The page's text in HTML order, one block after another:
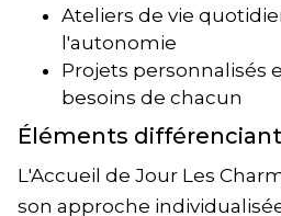
Ateliers de vie
l'autonomie
Projets personnalisés
besoins de chacun
Éléments
L'Accueil de Jour Les
son approche